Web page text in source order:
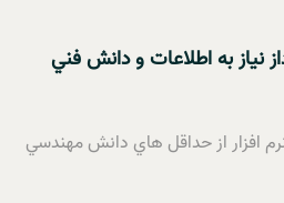
نياز به اطلاعات و دانش فني
نرم افزار از حداقل هاي دانش مهندسي